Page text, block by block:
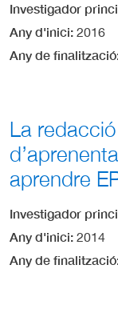
Investigador
Any d'inici 2016
Any de finalització
La
aprendre
Investigador
Any d'inici 2014
Any de finalització